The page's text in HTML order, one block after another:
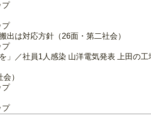
プ
プ
出は対応方針（26面・第二社会）
プ
／社員1人感染 山洋電気発表 上田の工
）
プ
プ